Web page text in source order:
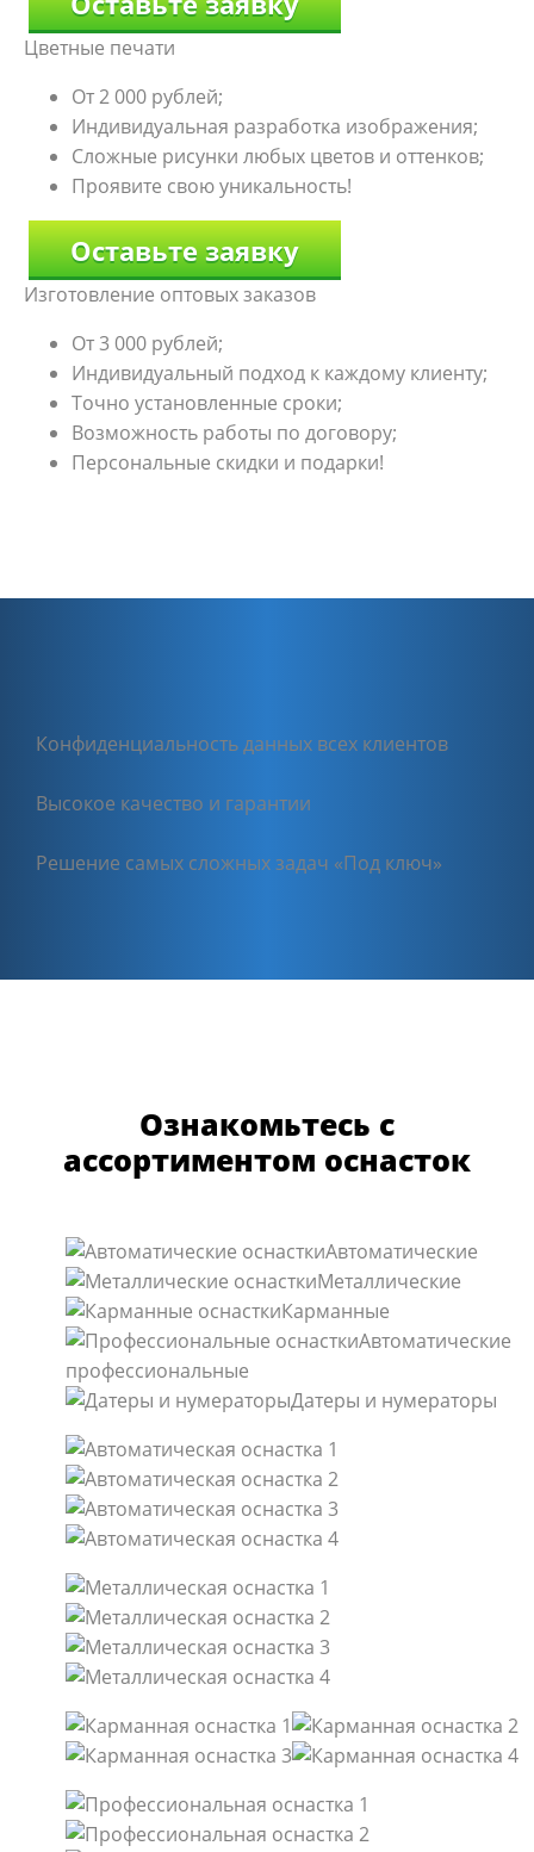
Цветные печати
От 2 000 рублей;
Индивидуальная разработка изображения;
Сложные рисунки любых цветов и оттенков;
Проявите свою уникальность!
Оставьте заявку
Изготовление оптовых заказов
От 3 000 рублей;
Индивидуальный подход к каждому клиенту;
Точно установленные сроки;
Возможность работы по договору;
Персональные скидки и подарки!
Конфиденциальность данных всех клиентов
Высокое качество и гарантии
Решение самых сложных задач «Под ключ»
Ознакомьтесь с
ассортиментом оснасток
Автоматические
Металлические
Карманные
Автоматические
профессиональные
Датеры и нумераторы